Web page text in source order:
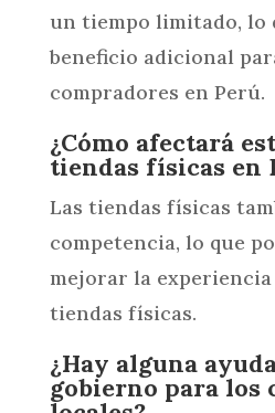
un tiempo limitado, lo
beneficio adicional
compradores en Perú.
¿Cómo afectará
tiendas físicas en
Las tiendas físicas
competencia, lo que
mejorar la experiencia
tiendas físicas.
¿Hay alguna
gobierno para los